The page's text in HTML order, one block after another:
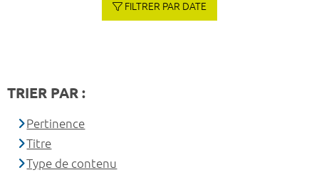
FILTRER PAR DATE
TRIER PAR :
Pertinence
Titre
Type de contenu